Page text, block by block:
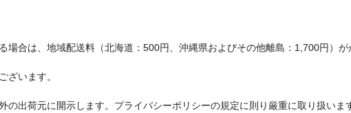
合は、地域配送料（北海道：500円、沖縄県およびその他離島：1,700円）
ざいます。
出荷元に開示します。プライバシーポリシーの規定に則り厳重に取り扱いま